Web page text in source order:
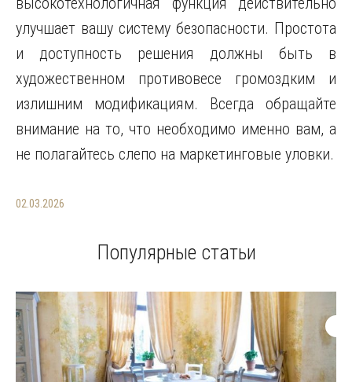
улучшает вашу систему безопасности. Простота
и доступность решения должны быть в
художественном противовесе громоздким и
излишним модификациям. Всегда обращайте
внимание на то, что необходимо именно вам, а
не полагайтесь слепо на маркетинговые уловки.
02.03.2026
Популярные статьи